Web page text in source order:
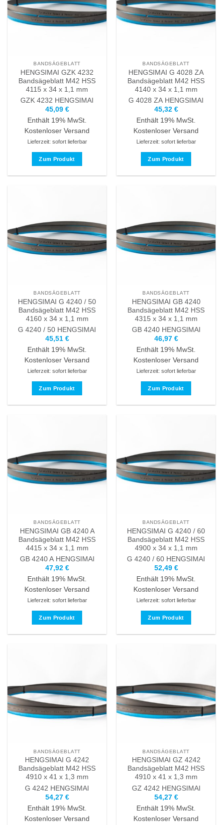
Die
Optionen
können
gewählt
werden
Die
Optionen
können
gewählt
werden
BANDSÄGEBLATT
HENGSIMAI GZK 4232
Bandsägeblatt M42 HSS
4115 x 34 x 1,1 mm
GZK 4232 HENGSIMAI
45,09 €
Enthält 19% MwSt.
Kostenloser Versand
Lieferzeit: sofort lieferbar
Zum Produkt
auf.
Die
Optionen
können
gewählt
werden
BANDSÄGEBLATT
HENGSIMAI G 4028 ZA
Bandsägeblatt M42 HSS
4140 x 34 x 1,1 mm
G 4028 ZA HENGSIMAI
45,32 €
Enthält 19% MwSt.
Kostenloser Versand
Lieferzeit: sofort lieferbar
Zum Produkt
auf.
Die
Optionen
können
gewählt
werden
BANDSÄGEBLATT
HENGSIMAI G 4240 / 50
Bandsägeblatt M42 HSS
4160 x 34 x 1,1 mm
G 4240 / 50 HENGSIMAI
45,51 €
Enthält 19% MwSt.
Kostenloser Versand
Lieferzeit: sofort lieferbar
Zum Produkt
auf.
Die
Optionen
können
gewählt
werden
BANDSÄGEBLATT
HENGSIMAI GB 4240
Bandsägeblatt M42 HSS
4315 x 34 x 1,1 mm
GB 4240 HENGSIMAI
46,97 €
Enthält 19% MwSt.
Kostenloser Versand
Lieferzeit: sofort lieferbar
Zum Produkt
auf.
Die
Optionen
können
gewählt
werden
BANDSÄGEBLATT
HENGSIMAI GB 4240 A
Bandsägeblatt M42 HSS
4415 x 34 x 1,1 mm
GB 4240 A HENGSIMAI
47,92 €
Enthält 19% MwSt.
Kostenloser Versand
Lieferzeit: sofort lieferbar
Zum Produkt
auf.
Die
Optionen
können
gewählt
werden
BANDSÄGEBLATT
HENGSIMAI G 4240 / 60
Bandsägeblatt M42 HSS
4900 x 34 x 1,1 mm
G 4240 / 60 HENGSIMAI
52,49 €
Enthält 19% MwSt.
Kostenloser Versand
Lieferzeit: sofort lieferbar
Zum Produkt
auf.
Die
Optionen
können
gewählt
werden
BANDSÄGEBLATT
HENGSIMAI G 4242
Bandsägeblatt M42 HSS
4910 x 41 x 1,3 mm
G 4242 HENGSIMAI
54,27 €
Enthält 19% MwSt.
Kostenloser Versand
BANDSÄGEBLATT
HENGSIMAI GZ 4242
Bandsägeblatt M42 HSS
4910 x 41 x 1,3 mm
GZ 4242 HENGSIMAI
54,27 €
Enthält 19% MwSt.
Kostenloser Versand